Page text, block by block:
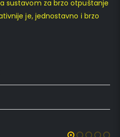
sustavom za brzo otpuštanje
je, jednostavno i brzo